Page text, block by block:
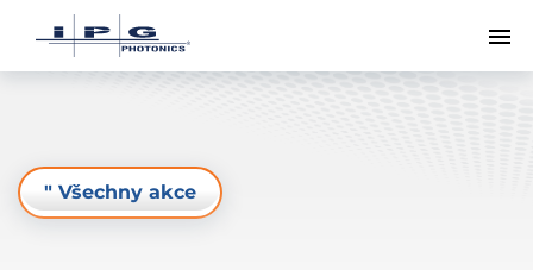
" Všechny akce